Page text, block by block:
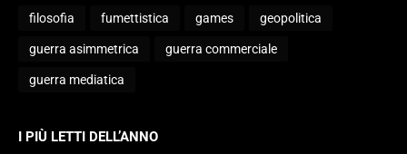
filosofia fumettistica games geopolitica
guerra asimmetrica guerra commerciale
guerra mediatica
I PIÙ LETTI DELL’ANNO